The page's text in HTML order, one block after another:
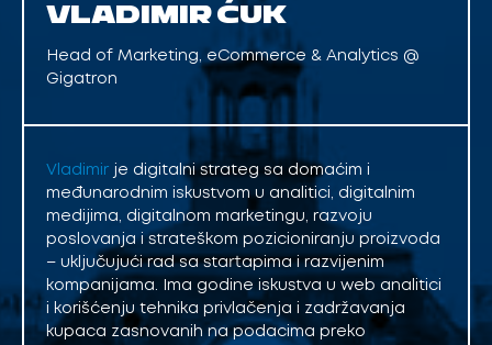
VLADIMIR ĆUK
Head of Marketing, eCommerce & Analytics @
Gigatron
Vladimir je digitalni strateg sa domaćim i
međunarodnim iskustvom u analitici, digitalnim
medijima, digitalnom marketingu, razvoju
poslovanja i strateškom pozicioniranju proizvoda
– uključujući rad sa startapima i razvijenim
kompanijama. Ima godine iskustva u web analitici
i korišćenju tehnika privlačenja i zadržavanja
kupaca zasnovanih na podacima preko